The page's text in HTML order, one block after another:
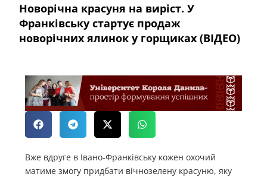
Новорічна красуня на виріст. У
Франківську стартує продаж
новорічних ялинок у горщиках (ВІДЕО)
Вже вдруге в Івано-Франківську кожен охочий
матиме змогу придбати вічнозелену красуню, яку